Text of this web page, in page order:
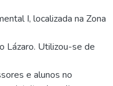
I, localizada na Zona
Lázaro. Utilizou-se de
e alunos no